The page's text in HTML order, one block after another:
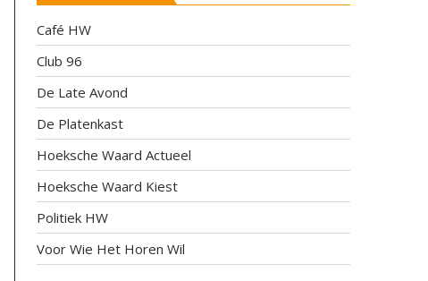
Café HW
Club 96
De Late Avond
De Platenkast
Hoeksche Waard Actueel
Hoeksche Waard Kiest
Politiek HW
Voor Wie Het Horen Wil